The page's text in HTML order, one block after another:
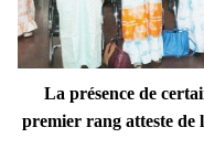
La présence de
premier rang atteste de